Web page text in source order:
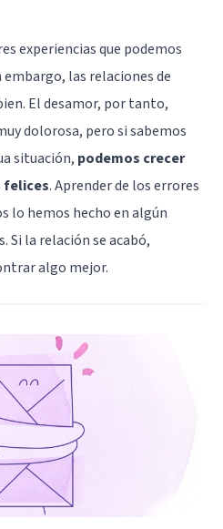
experiencias que podemos
las relaciones de
El desamor, por tanto,
dolorosa, pero si sabemos
situación, podemos crecer
felices. Aprender de los errores
lo hemos hecho en algún
Si la relación se acabó,
algo mejor.